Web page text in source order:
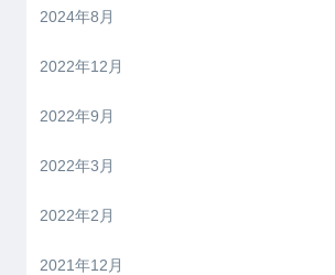
2024年8月
2022年12月
2022年9月
2022年3月
2022年2月
2021年12月